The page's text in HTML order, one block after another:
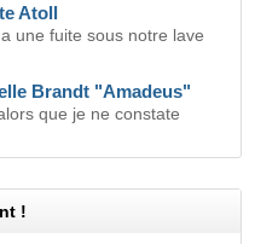
Atoll
une fuite sous notre lave
Brandt "Amadeus"
que je ne constate
!